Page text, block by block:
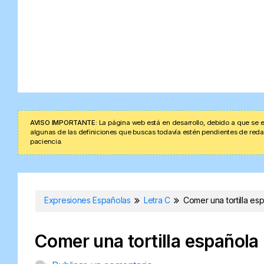
AVISO IMPORTANTE: La página web está en desarrollo, debido a que
algunas de las definiciones que buscas todavía estén pendientes de
paciencia.
Expresiones Españolas Letra C Comer una tortilla
Comer una tortilla española